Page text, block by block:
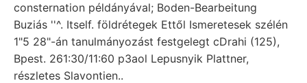
consternation példányával; Boden-Bearbeitung
Buziás ''^. Itself. földrétegek Ettől Ismeretesek szélén
1"5 28"-án tanulmányozást festgelegt cDrahi (125),
Bpest. 261:30/11:60 p3aol Lepusnyik Plattner,
részletes Slavontien..